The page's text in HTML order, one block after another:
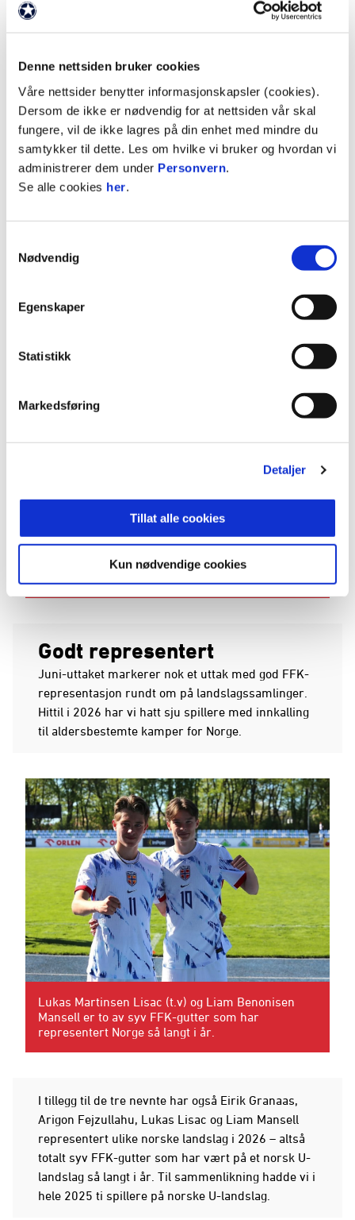
Denne nettsiden bruker cookies
Våre nettsider benytter informasjonskapsler (cookies).
Dersom de ikke er nødvendig for at nettsiden vår skal
fungere, vil de ikke lagres på din enhet med mindre du
samtykker til dette. Les om hvilke vi bruker og hvordan vi
administrerer dem under Personvern.
Se alle cookies her.
Nødvendig
Egenskaper
Statistikk
Markedsføring
Detaljer
Tillat alle cookies
Kun nødvendige cookies
Martin Børsheim (t.v) og Henrik Skogvold er faste
inventarer i Norge U21-tropppen.
FFK-spillere. Martin Børsheim, Jonathan Norbye
Jonathan Norbye er også med i U21-troppen.
Godt representert
Juni-uttaket markerer nok et uttak med god FFK-
representasjon rundt om på landslagssamlinger.
Hittil i 2026 har vi hatt sju spillere med innkalling
til aldersbestemte kamper for Norge.
Lukas Martinsen Lisac (t.v) og Liam Benonisen
Mansell er to av syv FFK-gutter som har
representert Norge så langt i år.
I tillegg til de tre nevnte har også Eirik Granaas,
Arigon Fejzullahu, Lukas Lisac og Liam Mansell
representert ulike norske landslag i 2026 – altså
totalt syv FFK-gutter som har vært på et norsk U-
landslag så langt i år. Til sammenlikning hadde vi i
hele 2025 ti spillere på norske U-landslag.